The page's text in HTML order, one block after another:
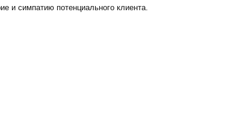
и симпатию потенциального клиента.